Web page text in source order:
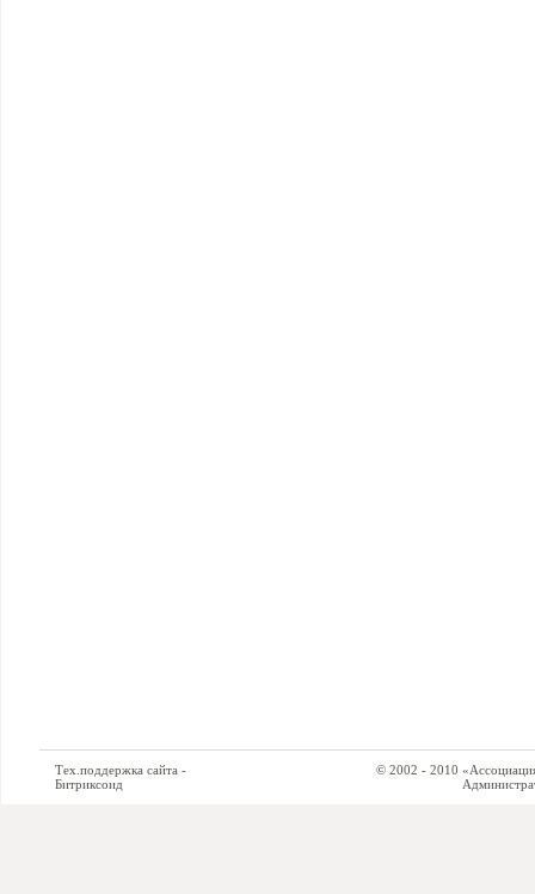
Тех.поддержка сайта -
Битриксоид
© 2002 - 2010 «Ассоциация